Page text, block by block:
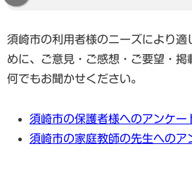
須崎市の利用者様のニーズにより適
めに、ご意見・ご感想・ご要望・掲
何でもお聞かせください。
須崎市の保護者様へのアンケー
須崎市の家庭教師の先生へのア